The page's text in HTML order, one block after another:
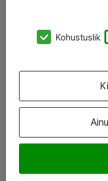
Atea kontaktid
Jälgi meid
LinkedIn
Kohustuslik